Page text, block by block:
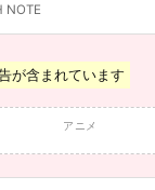
NOTE
が含まれています
アニメ